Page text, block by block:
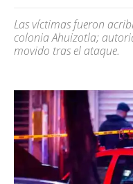
Las víctimas fueron
colonia Ahuizotla;
movido tras el ataque.